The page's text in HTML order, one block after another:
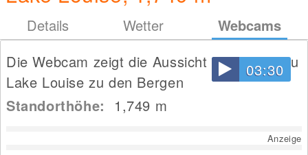
Details Wetter Webcams
03:30
Die Webcam zeigt die Aussicht vom Chateau
Lake Louise zu den Bergen
Standorthöhe: 1,749 m
Anzeige